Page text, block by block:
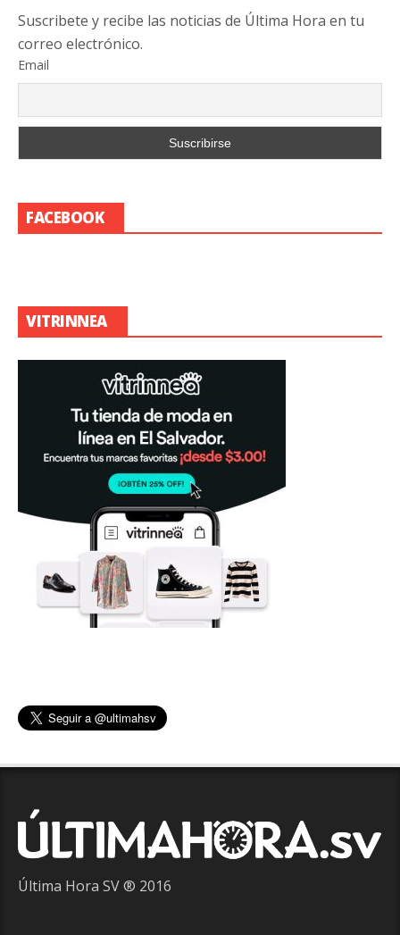
Suscribete y recibe las noticias de Última Hora en tu
correo electrónico.
Email
FACEBOOK
VITRINNEA
Última Hora SV ® 2016